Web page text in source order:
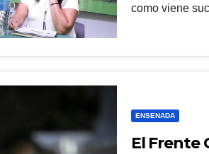
como viene
ENSENADA
El Frente